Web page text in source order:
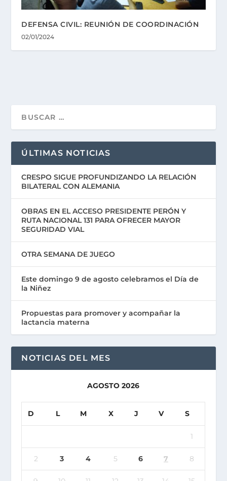
DEFENSA CIVIL: REUNIÓN DE COORDINACIÓN
02/01/2024
ÚLTIMAS NOTICIAS
CRESPO SIGUE PROFUNDIZANDO LA RELACIÓN
BILATERAL CON ALEMANIA
OBRAS EN EL ACCESO PRESIDENTE PERÓN Y
RUTA NACIONAL 131 PARA OFRECER MAYOR
SEGURIDAD VIAL
OTRA SEMANA DE JUEGO
Este domingo 9 de agosto celebramos el Día de
la Niñez
Propuestas para promover y acompañar la
lactancia materna
NOTICIAS DEL MES
AGOSTO 2026
D L M X J V S
1
2 3 4 5 6 7 8